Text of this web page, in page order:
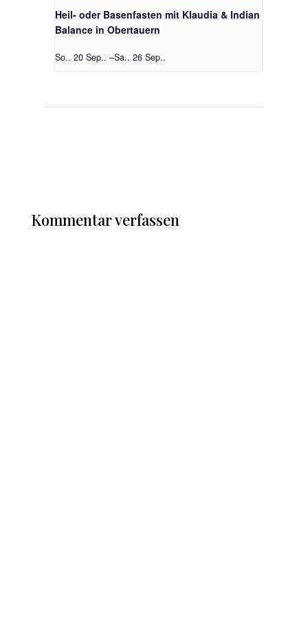
Heil- oder Basenfasten mit Klaudia & Indian
Balance in Obertauern
So.. 20 Sep.. –Sa.. 26 Sep..
Kommentar verfassen